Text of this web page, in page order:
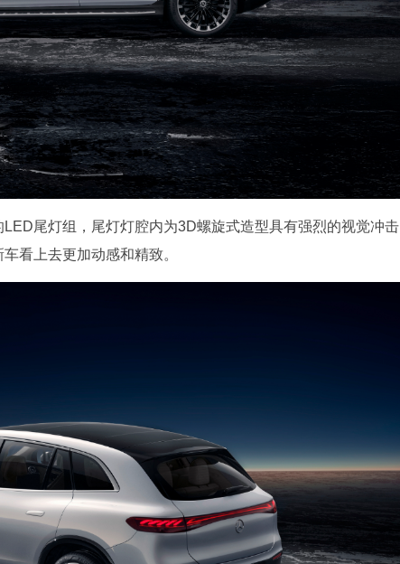
尾灯组，尾灯灯腔内为3D螺旋式造型具有强烈的视觉冲击
看上去更加动感和精致。